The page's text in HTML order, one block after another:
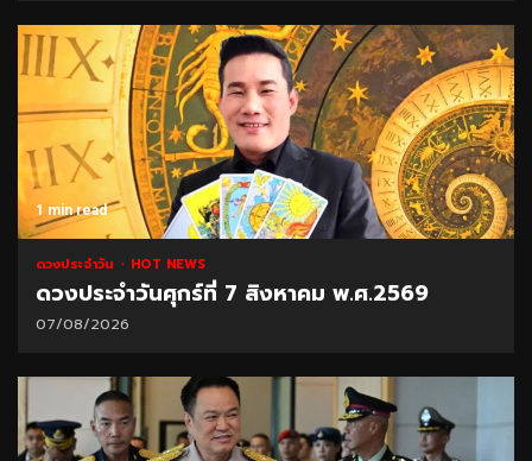
1 min read
ดวงประจำวัน HOT NEWS
ดวงประจำวันศุกร์ที่ 7 สิงหาคม พ.ศ.2569
07/08/2026